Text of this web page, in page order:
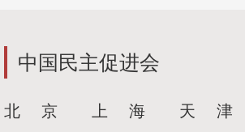
中国民主促进会
北 京 上 海 天 津